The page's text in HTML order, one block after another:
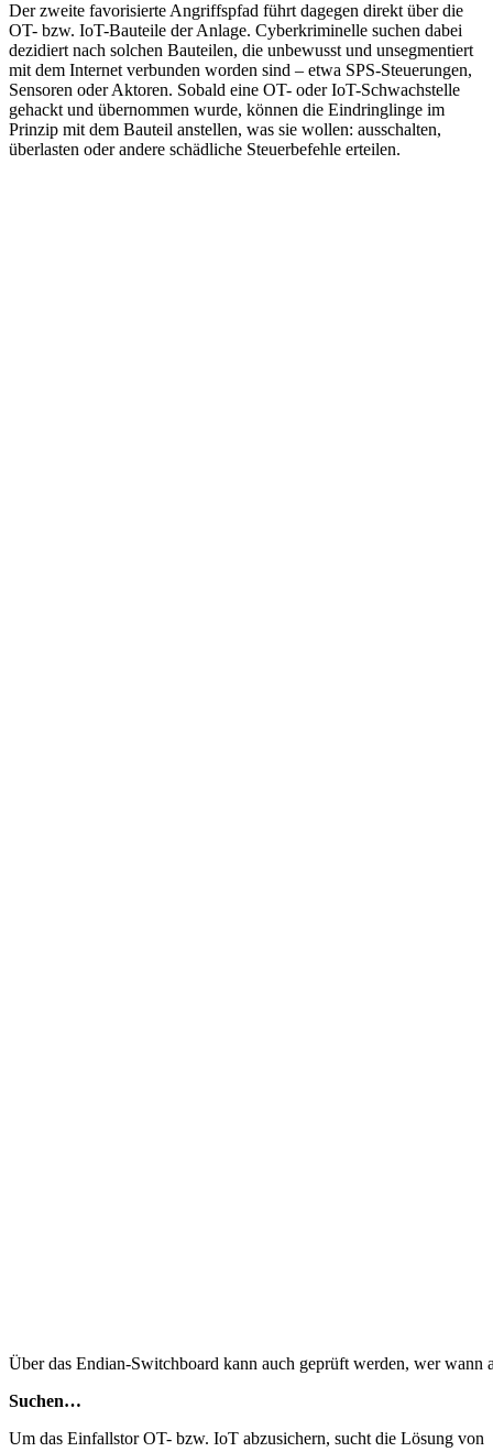
Der zweite favorisierte Angriffspfad führt dagegen direkt über die
OT- bzw. IoT-Bauteile der Anlage. Cyberkriminelle suchen dabei
dezidiert nach solchen Bauteilen, die unbewusst und unsegmentiert
mit dem Internet verbunden worden sind – etwa SPS-Steuerungen,
Sensoren oder Aktoren. Sobald eine OT- oder IoT-Schwachstelle
gehackt und übernommen wurde, können die Eindringlinge im
Prinzip mit dem Bauteil anstellen, was sie wollen: ausschalten,
überlasten oder andere schädliche Steuerbefehle erteilen.
Über das Endian-Switchboard kann auch geprüft werden, wer
Suchen…
Um das Einfallstor OT- bzw. IoT abzusichern, sucht die Lösung von